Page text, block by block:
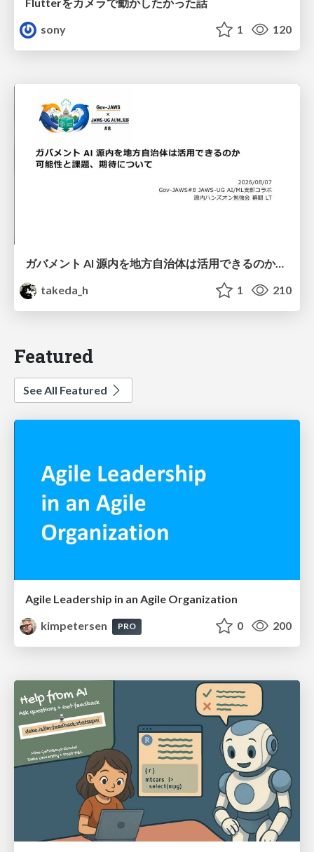
sony
1 120
ガバメント AI 源内を地方自治体は活用できるのか 可能性と課題、期待について
takeda_h
1 210
Featured
See All Featured
Agile Leadership in an Agile Organization
kimpetersen
PRO 0 200